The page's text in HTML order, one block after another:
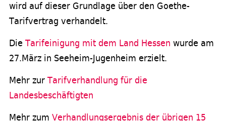
wird auf dieser Grundlage über den Goethe-
Tarifvertrag verhandelt.
Die Tarifeinigung mit dem Land Hessen wurde am
27.März in Seeheim-Jugenheim erzielt.
Mehr zur Tarifverhandlung für die
Landesbeschäftigten
Mehr zum Verhandlungsergebnis der übrigen 15